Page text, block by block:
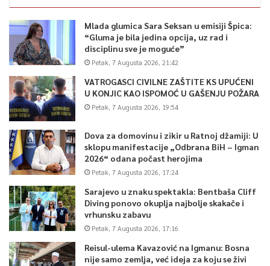
Mlada glumica Sara Seksan u emisiji Špica:
“Gluma je bila jedina opcija, uz rad i
disciplinu sve je moguće”
Petak, 7 Augusta 2026, 21:42
VATROGASCI CIVILNE ZAŠTITE KS UPUĆENI
U KONJIC KAO ISPOMOĆ U GAŠENJU POŽARA
Petak, 7 Augusta 2026, 19:54
Dova za domovinu i zikir u Ratnoj džamiji: U
sklopu manifestacije „Odbrana BiH – Igman
2026“ odana počast herojima
Petak, 7 Augusta 2026, 17:24
Sarajevo u znaku spektakla: Bentbaša Cliff
Diving ponovo okuplja najbolje skakače i
vrhunsku zabavu
Petak, 7 Augusta 2026, 17:16
Reisul-ulema Kavazović na Igmanu: Bosna
nije samo zemlja, već ideja za koju se živi